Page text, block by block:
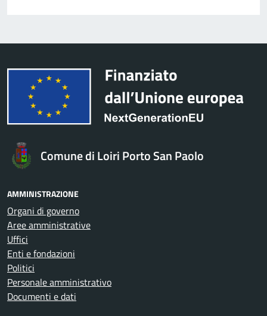
Comune di Loiri Porto San Paolo
AMMINISTRAZIONE
Organi di governo
Aree amministrative
Uffici
Enti e fondazioni
Politici
Personale amministrativo
Documenti e dati